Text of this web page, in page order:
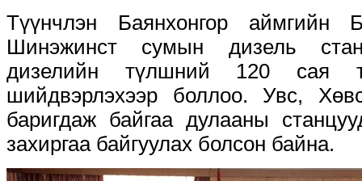
Түүнчлэн Баянхонгор аймгийн
Шинэжинст сумын дизель
дизелийн түлшний 120 сая
шийдвэрлэхээр боллоо. Увс,
баригдаж байгаа дулааны
захиргаа байгуулах болсон байна.